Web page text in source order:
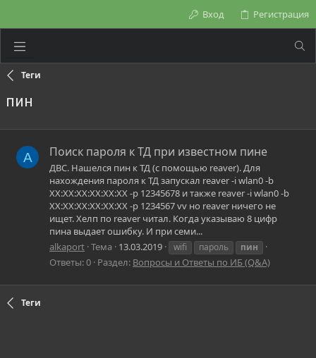
Вход Регистрация
Теги
пин
A Поиск пароля к ТД при известном пине
ДВС. Нашелся пин к ТД (с помощью reaver). Для
нахождения пароля к ТД запускал reaver -i wlan0 -b
XX:XX:XX:XX:XX:XX -p 12345678 и также reaver -i wlan0 -b
XX:XX:XX:XX:XX:XX -p 1234567 vv но reaver ничего не
ищет. Хелп по reaver читал. Когда указываю 8 цифр
пина выдает ошибку. И при семи...
alkaport Тема 13.03.2019 wifi пароль пин
Ответы: 0 Раздел: Вопросы и Ответы по ИБ (Q&A)
Теги